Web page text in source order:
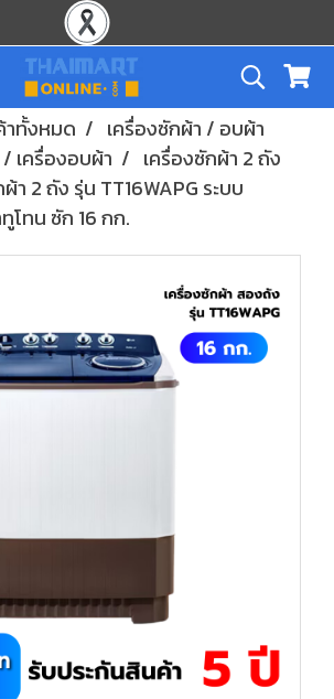
าทั้งหมด
เครื่องซักผ้า / อบผ้า
เครื่องอบผ้า
เครื่องซักผ้า 2 ถัง
า 2 ถัง รุ่น TT16WAPG ระบบ
โทน ซัก 16 กก.